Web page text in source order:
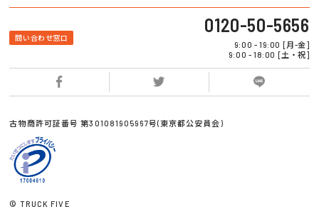
問い合わせ窓口
0120-50-5656
9:00 - 19:00 [月-金]
9:00 - 18:00 [土・祝]
古物商許可証番号 第301081905967号(東京都公安員会)
© TRUCK FIVE